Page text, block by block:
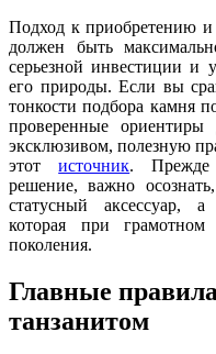
Подход к приобретению
должен быть
серьезной инвестиции и
его природы. Если вы
тонкости подбора камня
проверенные
эксклюзивом, полезную
этотисточник. Прежде
решение, важно
статусный аксессуар,
которая при
поколения.
Главные
танзанитом